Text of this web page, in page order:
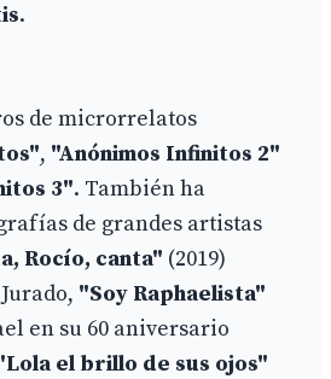
.
de microrrelatos
, "Anónimos Infinitos 2"
3". También ha
de grandes artistas
Rocío, canta" (2019)
"Soy Raphaelista"
en su 60 aniversario
el brillo de sus ojos"